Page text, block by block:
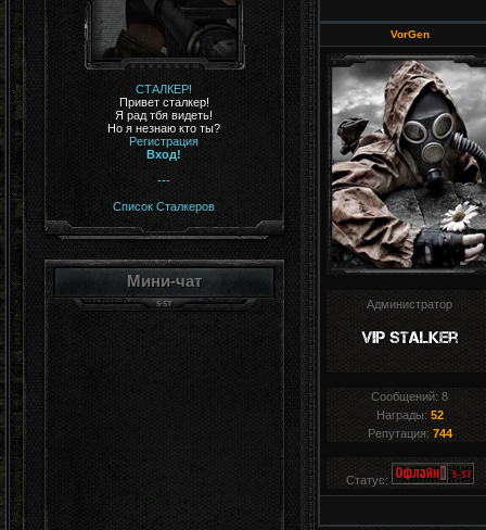
СТАЛКЕР!
Привет сталкер!
Я рад тбя видеть!
Но я незнаю кто ты?
Регистрация
Вход!
---
Список Сталкеров
Мини-чат
VorGen
Администратор
Сообщений:8
Награды: 52
Репутация: 744
Статус: